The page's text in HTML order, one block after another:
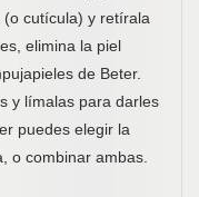
cutícula) y retírala
elimina la piel
de Beter.
y límalas para darles
puedes elegir la
o combinar ambas.